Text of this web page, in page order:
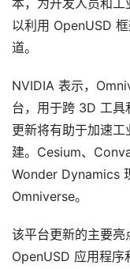
以利用 OpenUSD
道。
NVIDIA 表示，
台，用于跨 3D 工具
更新将有助于加速
建。Cesium、
Wonder Dynamics
Omniverse。
该平台更新的主要
OpenUSD 应用程序